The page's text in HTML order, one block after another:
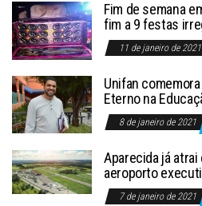
Fim de semana
fim a 9 festas
11 de janeiro de 2021
Unifan
Eterno na
8 de janeiro de 2021
Aparecida já
aeroporto
7 de janeiro de 2021